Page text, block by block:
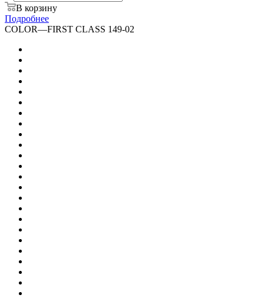
В корзину
Подробнее
COLOR—FIRST CLASS 149-02